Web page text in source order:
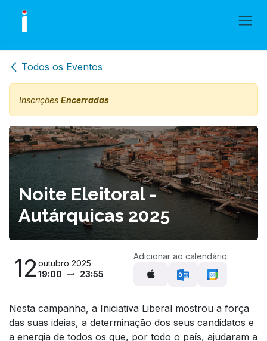
Skip to Content
Todos os Eventos
Inscrições Encerradas
Noite Eleitoral -
Autárquicas 2025
12outubro 2025
19:00
23:55
Adicionar ao calendário:
Nesta campanha, a Iniciativa Liberal mostrou a força
das suas ideias, a determinação dos seus candidatos e
a energia de todos os que, por todo o país, ajudaram a